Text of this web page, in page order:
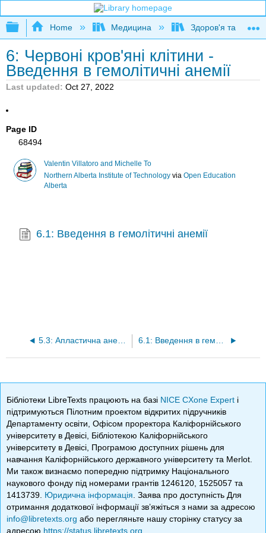
Expand/collapse global hierarchy
Home Медицина Здоров'я та фітнес
6: Червоні кров'яні клітини -
Введення в гемолітичні анемії
Last updated Oct 27, 2022
Page ID
68494
Valentin Villatoro and Michelle To
Northern Alberta Institute of Technologyvia Open Education
Alberta
6.1: Введення в гемолітичні анемії
5.3: Апластична анемія
Бібліотеки LibreTexts працюють на базі NICE CXone Expert і
підтримуються Пілотним проектом відкритих підручників
Департаменту освіти, Офісом проректора Каліфорнійського
університету в Девісі, Бібліотекою Каліфорнійського
університету в Девісі, Програмою доступних рішень для
навчання Каліфорнійського державного університету та Merlot.
Ми також визнаємо попередню підтримку Національного
наукового фонду під номерами грантів 1246120, 1525057 та
1413739. Юридична інформація . Заява про доступність Для
отримання додаткової інформації зв’яжіться з нами за адресою
info@libretexts.org або перегляньте нашу сторінку статусу за
адресою https://status.libretexts.org